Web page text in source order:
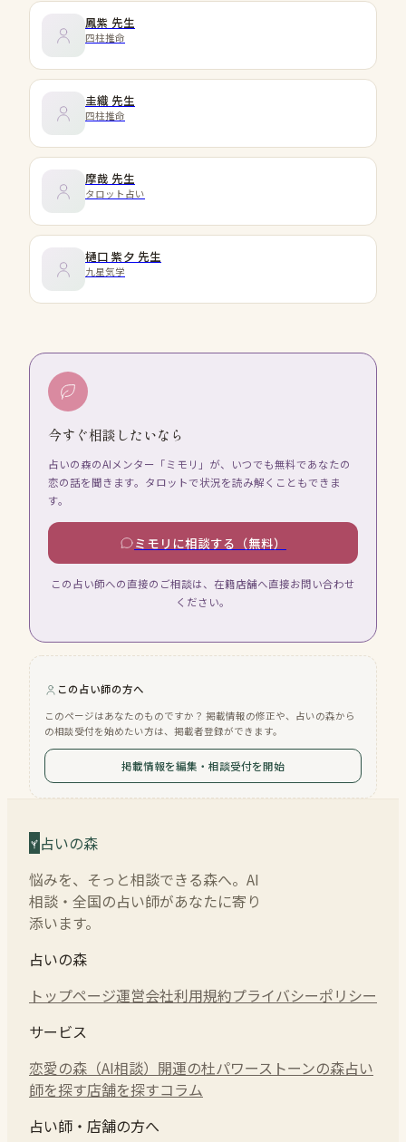
鳳紫 先生
四柱推命
圭織 先生
四柱推命
摩哉 先生
タロット占い
樋口 紫夕 先生
九星気学
今すぐ相談したいなら
占いの森のAIメンター「ミモリ」が、いつでも無料であなたの
恋の話を聞きます。タロットで状況を読み解くこともできま
す。
ミモリに相談する（無料）
この占い師への直接のご相談は、在籍店舗へ直接お問い合わせ
ください。
この占い師の方へ
このページはあなたのものですか？ 掲載情報の修正や、占いの森から
の相談受付を始めたい方は、掲載者登録ができます。
掲載情報を編集・相談受付を開始
占いの森
悩みを、そっと相談できる森へ。AI
相談・全国の占い師があなたに寄り
添います。
占いの森
トップページ運営会社利用規約プライバシーポリシー
サービス
恋愛の森（AI相談） 開運の杜パワーストーンの森占い
師を探す店舗を探すコラム
占い師・店舗の方へ